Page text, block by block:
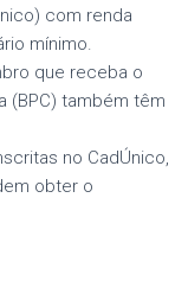
com renda
mínimo.
que receba o
(BPC) também têm
no CadÚnico,
obter o